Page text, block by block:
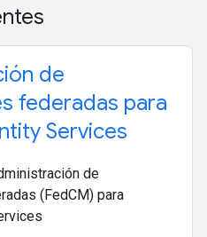
de
federadas para
Services
de
(FedCM) para